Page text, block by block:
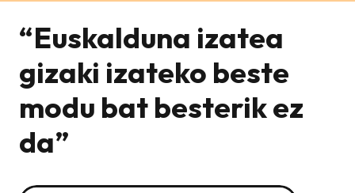
“Euskalduna izatea
gizaki izateko beste
modu bat besterik ez
da”